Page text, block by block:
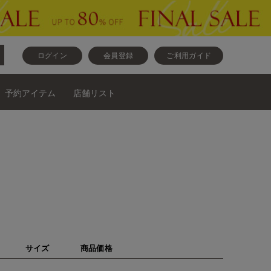
ログイン 会員登録 ご利用ガイド
予約アイテム 店舗リスト
サイズ 商品価格